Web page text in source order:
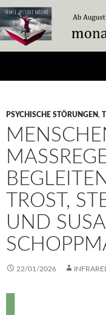
Zum
Inhalt
springen
PSYCHISCHE STÖRUNGEN,
EGLEITEN
ROST,
ND
22/01/2026